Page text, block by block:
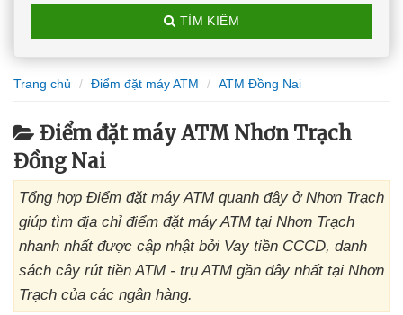
TÌM KIẾM
Trang chủ Điểm đặt máy ATM ATM Đồng Nai
Điểm đặt máy ATM Nhơn Trạch
Đồng Nai
Tổng hợp Điểm đặt máy ATM quanh đây ở Nhơn Trạch
giúp tìm địa chỉ điểm đặt máy ATM tại Nhơn Trạch
nhanh nhất được cập nhật bởi Vay tiền CCCD, danh
sách cây rút tiền ATM - trụ ATM gần đây nhất tại Nhơn
Trạch của các ngân hàng.